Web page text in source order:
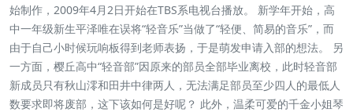
始制作，2009年4月2日开始在TBS系电视台播放。 新学年开始，高
中一年级新生平泽唯在误将“轻音乐”当做了“轻便、简易的音乐”，而
由于自己小时候玩响板得到老师表扬，于是萌发申请入部的想法。 另
一方面，樱丘高中“轻音部”因原来的部员全部毕业离校，此时轻音部
新成员只有秋山澪和田井中律两人，无法满足部员至少四人的最低人
数要求即将废部，这下该如何是好呢？ 此外，温柔可爱的千金小姐琴